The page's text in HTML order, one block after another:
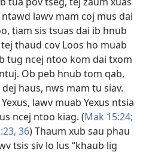
lawv mam coj mus dai
tiam sis tsuas dai ib hnub
thaud cov Loos ho muab
tug ncej ntoo kom dai txom
Ob peb hnub tom qab,
haus, nws mam tu siav.
lawv muab Yexus ntsia
ncej ntoo kiag. (Mak 15:24;
36) Thaum xub sau phau
tsis siv lo lus “khaub lig